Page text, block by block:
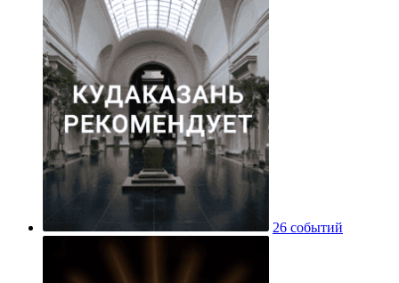
26 событий